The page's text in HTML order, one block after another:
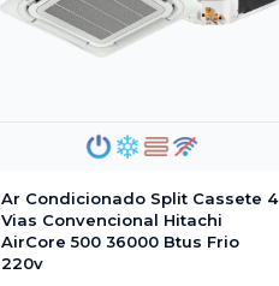
Ar Condicionado Split Cassete 4
Vias Convencional Hitachi
AirCore 500 36000 Btus Frio
220v